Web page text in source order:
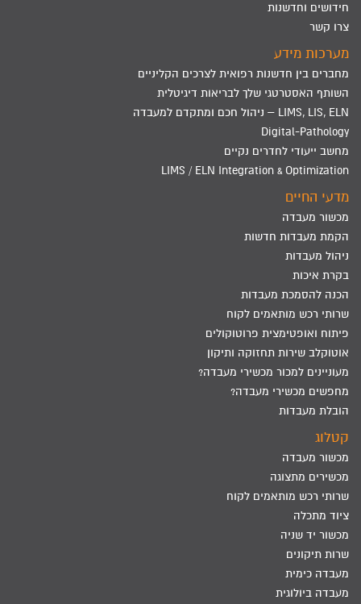
חידושים וחדשנות
צרו קשר
מערכות מידע
מחברים בין חדשנות רפואית לצרכים הקליניים
השותף האסטרטגי שלך לבריאות דיגיטלית
LIMS, LIS, ELN – ניהול חכם ומתקדם למעבדה
Digital-Pathology
מחשב ייעודי לחדרים נקיים
LIMS / ELN Integration & Optimization
מדעי החיים
מכשור מעבדה
הקמת מעבדות חדשות
ניהול מעבדות
בקרת איכות
הכנה להסמכת מעבדות
שרותי רכש מותאמים לקוח
פיתוח ואופטימצית פרוטוקולים
אוטוקלב שירות תחזוקה ותיקון
מעוניינים למכור מכשירי מעבדה?
מחפשים מכשירי מעבדה?
הובלת מעבדות
קטלוג
מכשור מעבדה
מכשירים מתצוגה
שרותי רכש מותאמים לקוח
ציוד מתכלה
מכשור יד שניה
שרות תיקונים
מעבדה כימית
מעבדה ביולוגית